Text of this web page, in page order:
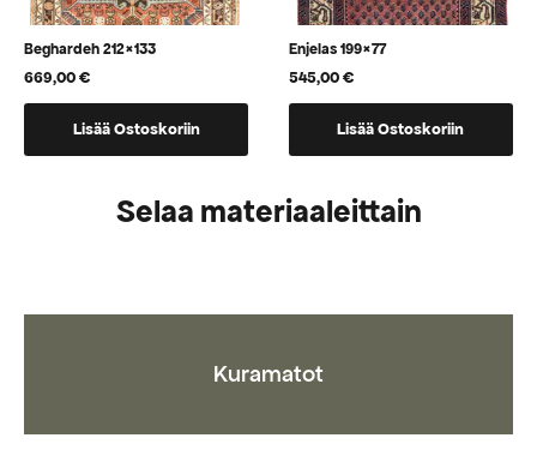
Beghardeh 212×133
669,00€
Lisää Ostoskoriin
Enjelas 199×77
545,00€
Lisää Ostoskoriin
Selaa materiaaleittain
Kuramatot